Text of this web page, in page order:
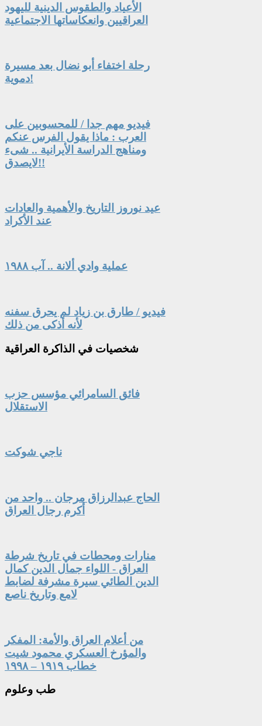
الأعياد والطقوس الدينية لليهود
العراقيين وانعكاساتها الاجتماعية
رحلة اختفاء أبو نضال بعد مسيرة
دموية!
فيديو مهم جدا / للمحسوبين على
العرب : ماذا يقول الفرس عنكم
ومناهج الدراسة الأيرانية .. شىء
لايصدق!!
عيد نوروز التاريخ والأهمية والعادات
عند الأكراد
عملية وادي ألانة .. آب ١٩٨٨
فيديو / طارق بن زياد لم يحرق سفنه
لأنه أذكى من ذلك
شخصيات في الذاكرة العراقية
فائق السامرائي مؤسس حزب
الاستقلال
ناجي شوكت
الحاج عبدالرزاق مرجان .. واحد من
أكرم رجال العراق
منارات ومحطات في تاريخ شرطة
العراق - اللواء جمال الدين كمال
الدين الطائي سيرة مشرفة لضابط
لامع وتاريخ ناصع
من أعلام العراق والأمة: المفكر
والمؤرخ العسكري محمود شيت
خطاب ١٩١٩ – ١٩٩٨
طب وعلوم